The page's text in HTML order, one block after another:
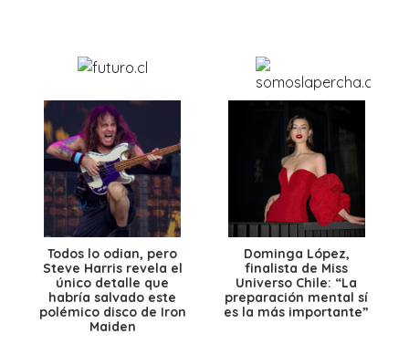
Todos lo odian, pero
Steve Harris revela el
único detalle que
habría salvado este
polémico disco de Iron
Maiden
Dominga López,
finalista de Miss
Universo Chile: “La
preparación mental sí
es la más importante”